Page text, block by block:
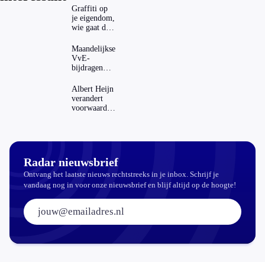
Graffiti op
je eigendom,
wie gaat dat
Maandelijkse
VvE-
bijdragen
dat invloed
op je
hypotheek?
Albert Heijn
verandert
voorwaarden
Radar nieuwsbrief
Ontvang het laatste nieuws rechtstreeks in je inbox. Schrijf je
vandaag nog in voor onze nieuwsbrief en blijf altijd op de hoogte!
E-mailadres: